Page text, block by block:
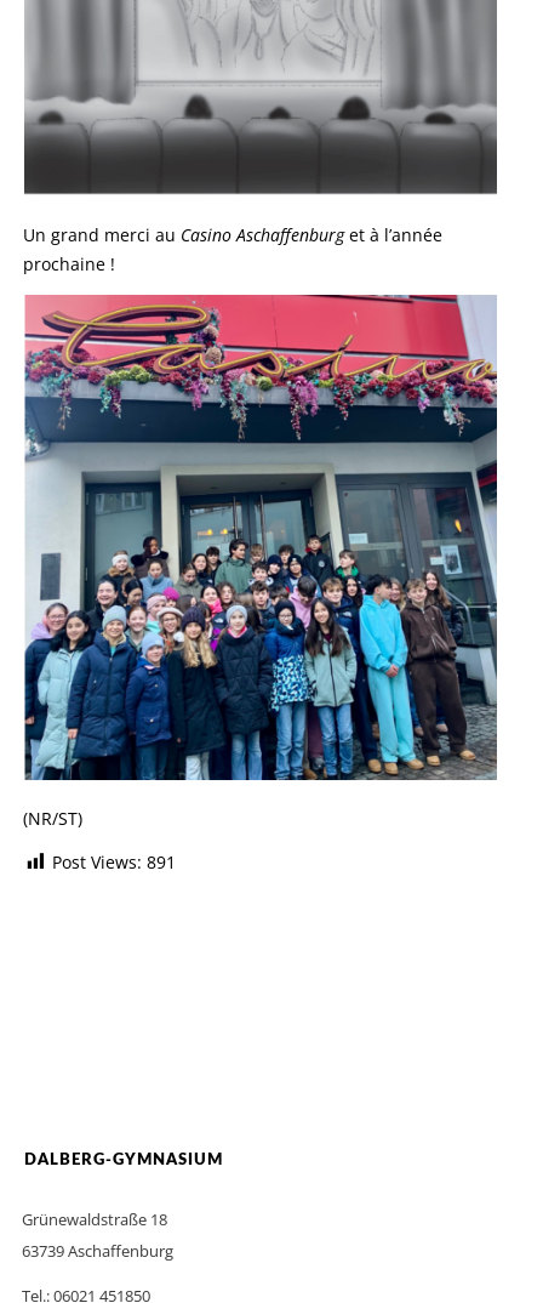
Un grand merci au Casino Aschaffenburget à l’année
prochaine !
(NR/ST)
Post Views: 891
DALBERG-GYMNASIUM
Grünewaldstraße 18
63739 Aschaffenburg
Tel.: 06021 451850